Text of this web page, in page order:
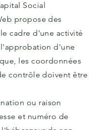
Social
propose des
cadre d'une activité
d'une
les coordonnées
contrôle doivent être
ou raison
et numéro de